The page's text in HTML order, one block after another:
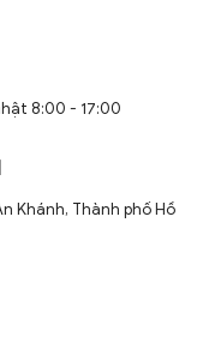
8:00 - 17:00
Khánh, Thành phố Hồ